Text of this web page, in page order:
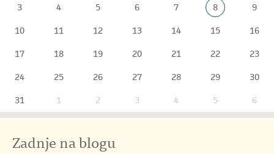
3
4 5 6 7 8
9
10
11 12 13 14 15
16
17
18 19 20 21 22
23
24
25 26 27 28 29
30
31
1 2 3 4 5 6
Zadnje na blogu